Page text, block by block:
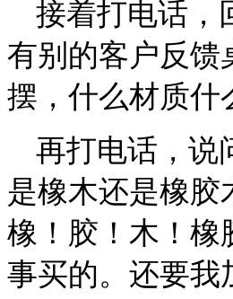
接着打电话，
有别的客户反馈
摆，什么材质什
再打电话，说
是橡木还是橡胶
橡！胶！木！橡
事买的。还要我